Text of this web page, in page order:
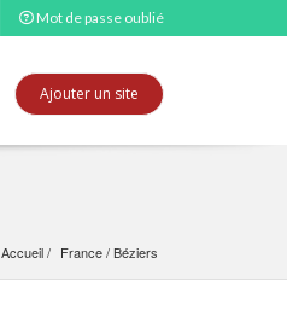
Mot de passe oublié
Ajouter un site
Accueil France / Béziers